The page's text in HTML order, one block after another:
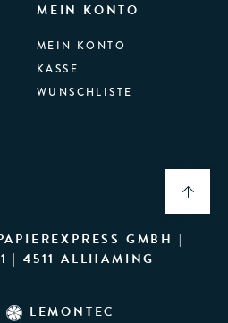
MEIN KONTO
MEIN KONTO
KASSE
WUNSCHLISTE
GMBH |
| 4511 ALLHAMING
LEMONTEC